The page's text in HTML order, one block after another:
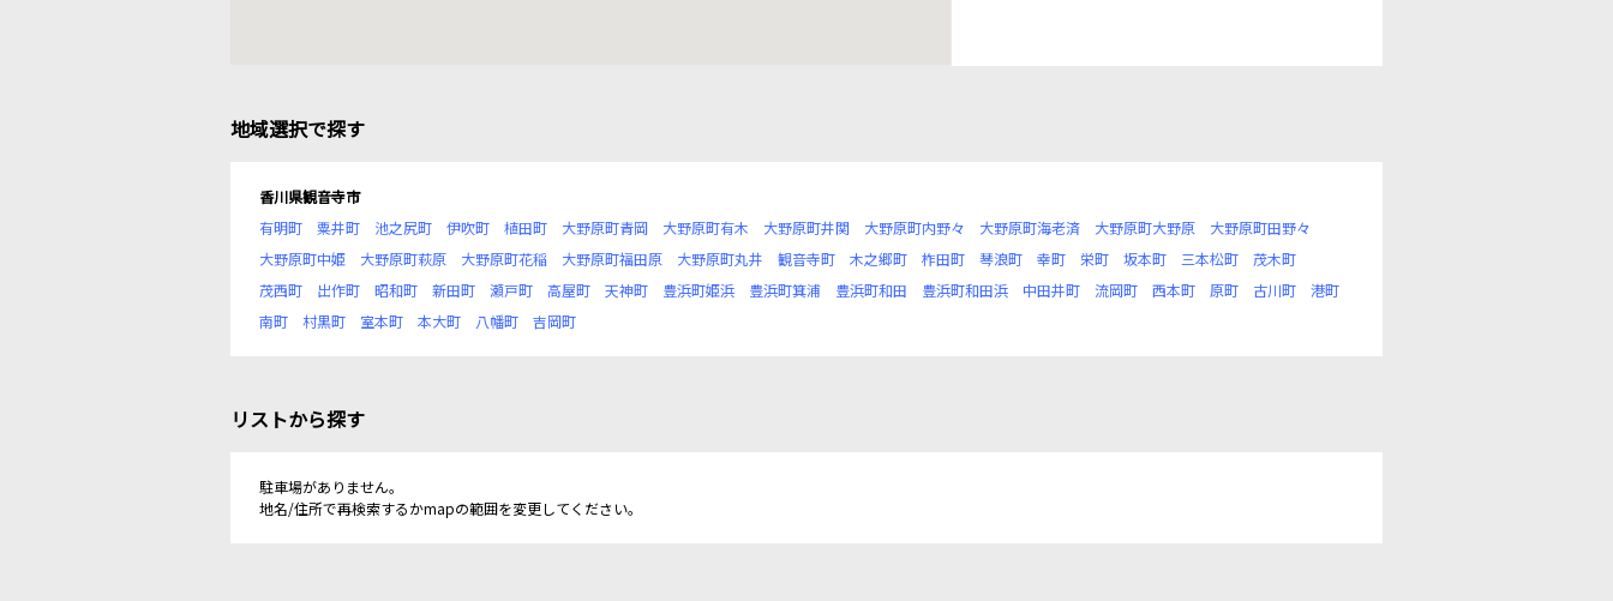
地域選択で探す
香川県観音寺市
有明町
粟井町 池之尻町 伊吹町 植田町 大野原町青岡 大野原町有木 大野原町井関 大野原町内野々 大野原町海老済 大野原町大野原
大野原町田野々
大野原町中姫
大野原町萩原 大野原町花稲 大野原町福田原 大野原町丸井 観音寺町 木之郷町 柞田町 琴浪町 幸町 栄町 坂本町 三本松町
茂木町
茂西町
出作町 昭和町 新田町 瀬戸町 高屋町 天神町 豊浜町姫浜 豊浜町箕浦 豊浜町和田 豊浜町和田浜 中田井町 流岡町 西本町 原町 古川町
港町
南町
村黒町 室本町 本大町 八幡町 吉岡町
リストから探す
駐車場がありません。
地名/住所で再検索するかmapの範囲を変更してください。